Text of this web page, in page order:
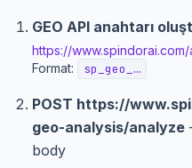
GEO API anahtarı
https://
Format:
sp_geo_…
POST https://
geo-analysis/analyze
body